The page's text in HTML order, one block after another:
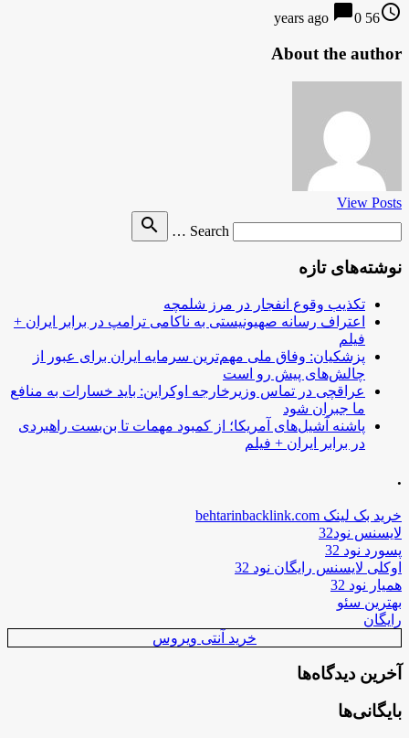
access_time
56 years ago
chat_bubble0
About the author
View Posts
Search …
search
نوشته‌های تازه
تکذیب وقوع انفجار در مرز شلمچه
اعتراف رسانه صهیونیستی به ناکامی ترامپ در برابر ایران +
فیلم
پزشکیان: وفاق ملی مهم‌ترین سرمایه ایران برای عبور از
چالش‌های پیش رو است
عراقچی در تماس وزیرخارجه اوکراین: باید خسارات به منافع
ما جبران شود
پاشنه آشیل‌های آمریکا؛ از کمبود مهمات تا بن‌بست راهبردی
در برابر ایران + فیلم
.
خرید بک لینک behtarinbacklink.com
لایسنس نود32
پسورد نود 32
اوکلی لایسنس رایگان نود 32
همیار نود 32
بهترین سئو
رایگان
خرید آنتی ویروس
آخرین دیدگاه‌ها
بایگانی‌ها